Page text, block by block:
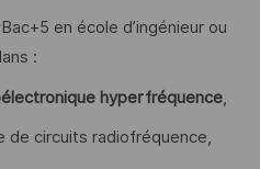
en école d’ingénieur ou
:
hyperfréquence,
de circuits radiofréquence,